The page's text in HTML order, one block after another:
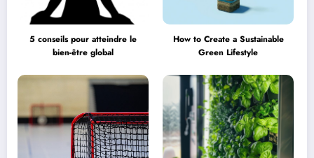
5 conseils pour atteindre le
bien-être global
How to Create a Sustainable
Green Lifestyle